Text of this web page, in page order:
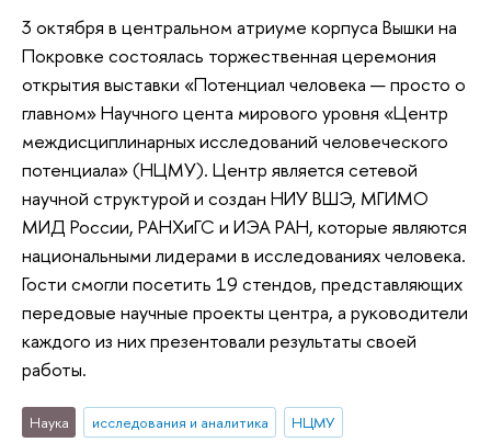
3 октября в центральном атриуме корпуса Вышки на
Покровке состоялась торжественная церемония
открытия выставки «Потенциал человека — просто о
главном» Научного цента мирового уровня «Центр
междисциплинарных исследований человеческого
потенциала» (НЦМУ). Центр является сетевой
научной структурой и создан НИУ ВШЭ, МГИМО
МИД России, РАНХиГС и ИЭА РАН, которые являются
национальными лидерами в исследованиях человека.
Гости смогли посетить 19 стендов, представляющих
передовые научные проекты центра, а руководители
каждого из них презентовали результаты своей
работы.
Наука исследования и аналитика НЦМУ